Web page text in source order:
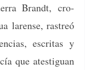
Brandt, cro­
larense, ras­treó
escritas y
que ates­tiguan